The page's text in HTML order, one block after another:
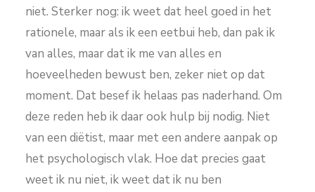
niet. Sterker nog: ik weet dat heel goed in het
rationele, maar als ik een eetbui heb, dan pak ik
van alles, maar dat ik me van alles en
hoeveelheden bewust ben, zeker niet op dat
moment. Dat besef ik helaas pas naderhand. Om
deze reden heb ik daar ook hulp bij nodig. Niet
van een diëtist, maar met een andere aanpak op
het psychologisch vlak. Hoe dat precies gaat
weet ik nu niet, ik weet dat ik nu ben